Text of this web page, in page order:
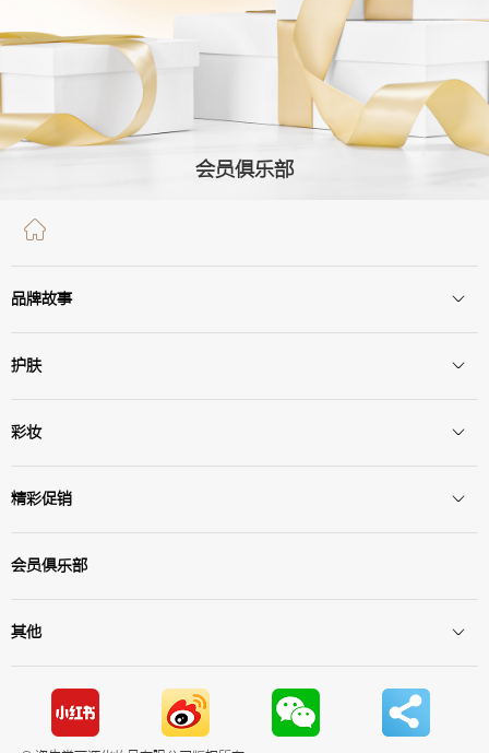
会员俱乐部
品牌故事
护肤
彩妆
精彩促销
会员俱乐部
其他